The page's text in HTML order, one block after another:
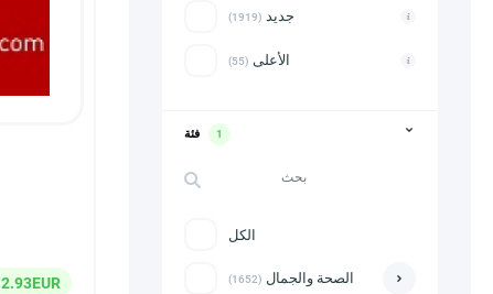
2.93EUR
جديد (1919)
الأعلى (55)
فئة 1
الكل
الصحة والجمال (1652)